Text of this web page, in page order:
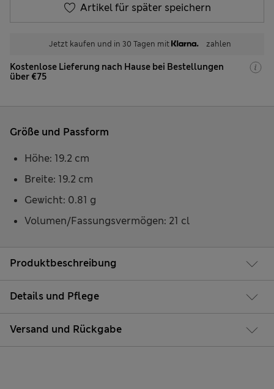
Artikel für später speichern
Jetzt kaufen und in 30 Tagen mit zahlen
Kostenlose Lieferung nach Hause bei Bestellungen
über €75
Produktbeschreibung
Details und Pflege
Versand und Rückgabe
Größe und Passform
Höhe: 19.2 cm
Breite: 19.2 cm
Gewicht: 0.81 g
Volumen/Fassungsvermögen: 21 cl